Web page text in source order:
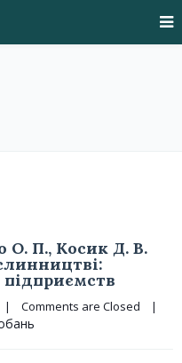
О. П., Косик Д. В.
підприємств
| Comments are Closed
|